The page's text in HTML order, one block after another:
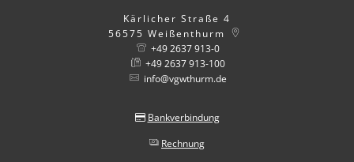
Kärlicher Straße 4
56575 Weißenthurm
+49 2637 913-0
+49 2637 913-100
info@vgwthurm.de
Bankverbindung
Rechnung